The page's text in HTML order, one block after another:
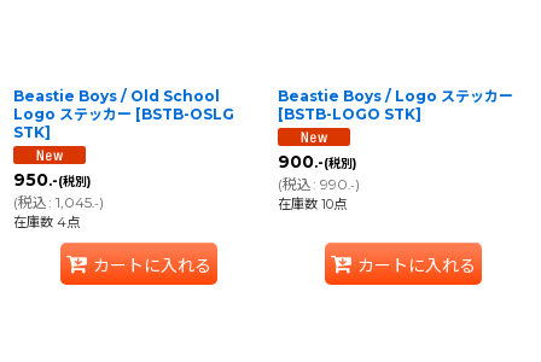
Beastie Boys / Old School
Logo ステッカー [BSTB-OSLG
STK]
950.-(税別)
(税込: 1,045.-)
在庫数 4点
カートに入れる
Beastie Boys / Logo ステッカー
[BSTB-LOGO STK]
900.-(税別)
(税込: 990.-)
在庫数 10点
カートに入れる